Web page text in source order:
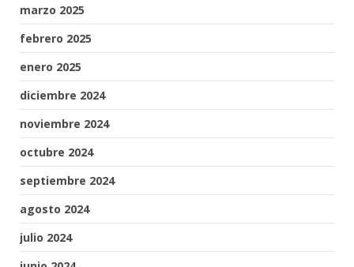
marzo 2025
febrero 2025
enero 2025
diciembre 2024
noviembre 2024
octubre 2024
septiembre 2024
agosto 2024
julio 2024